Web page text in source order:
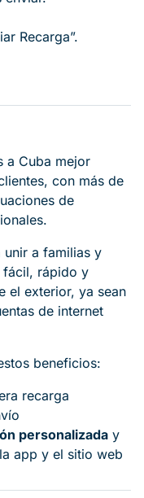
Recarga”.
a Cuba mejor
con más de
de
unir a familias y
fácil, rápido y
el exterior, ya sean
de internet
beneficios:
recarga
personalizada y
app y el sitio web